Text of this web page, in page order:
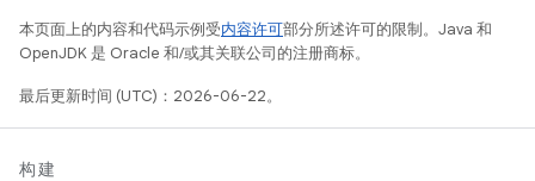
本页面上的内容和代码示例受内容许可部分所述许可的限制。Java 和
OpenJDK 是 Oracle 和/或其关联公司的注册商标。
最后更新时间 (UTC)：2026-06-22。
构建